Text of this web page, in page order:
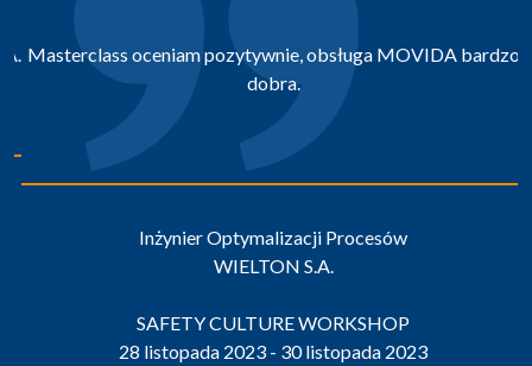
Masterclass oceniam pozytywnie, obsługa MOVIDA bardzo
dobra.
Inżynier Optymalizacji Procesów
WIELTON S.A.
SAFETY CULTURE WORKSHOP
28 listopada 2023 - 30 listopada 2023